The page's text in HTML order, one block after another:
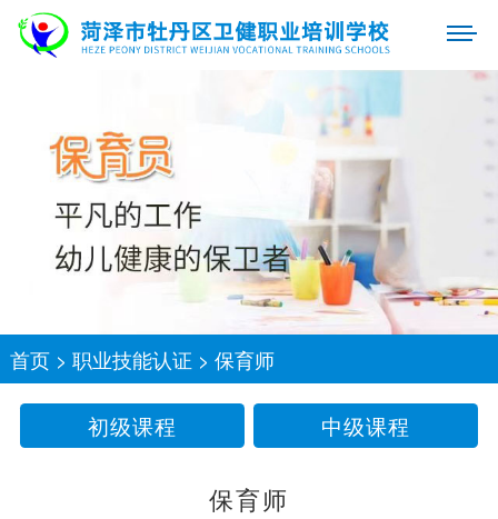
首页> 职业技能认证 > 保育师
初级课程 中级课程
保育师